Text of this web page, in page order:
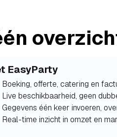
EasyParty
Boeking, offerte, catering en
Live beschikbaarheid, geen
Gegevens één keer invoeren,
Real-time inzicht in omzet en